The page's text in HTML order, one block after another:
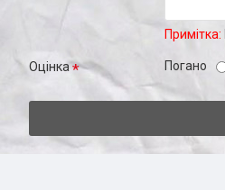
Примітка:
Оцінка Погано